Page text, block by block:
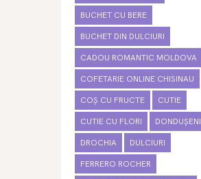
BUCHET CU BERE
BUCHET DIN DULCIURI
CADOU ROMANTIC MOLDOVA
COFETARIE ONLINE CHISINAU
COȘ CU FRUCTE CUTIE
CUTIE CU FLORI DONDUȘENI
DROCHIA DULCIURI
FERRERO ROCHER